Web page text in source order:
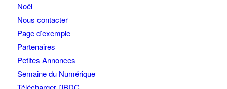
Noël
Nous contacter
Page d’exemple
Partenaires
Petites Annonces
Semaine du Numérique